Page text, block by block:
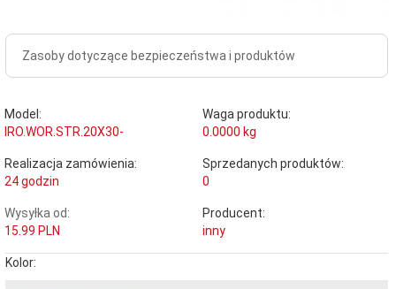
Zasoby dotyczące bezpieczeństwa i produktów
Model:
IRO.WOR.STR.20X30-
Waga produktu:
0.0000 kg
Realizacja zamówienia:
24 godzin
Sprzedanych produktów:
0
Wysyłka od:
15.99 PLN
Producent:
inny
Kolor: